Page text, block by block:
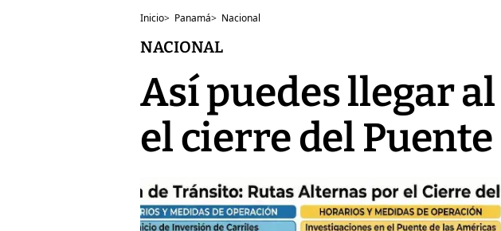
Inicio> Panamá> Nacional
NACIONAL
Así puedes llegar
el cierre del